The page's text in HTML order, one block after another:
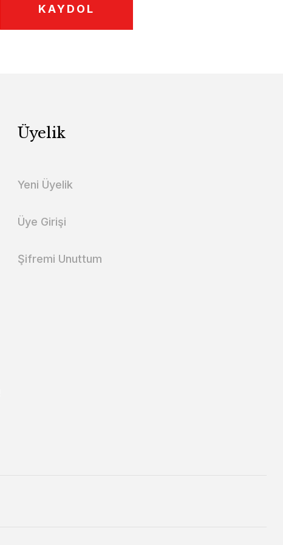
KAYDOL
Üyelik
Yeni Üyelik
Üye Girişi
Şifremi Unuttum